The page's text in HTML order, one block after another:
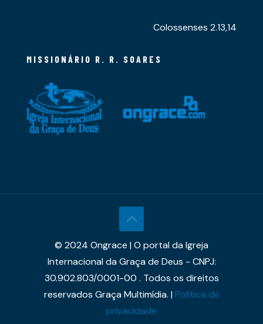
Colossenses 2.13,14
MISSIONÁRIO R. R. SOARES
© 2024 Ongrace | O portal da Igreja
Internacional da Graça de Deus - CNPJ:
30.902.803/0001-00 . Todos os direitos
reservados Graça Multimídia. |Política de
privacidade